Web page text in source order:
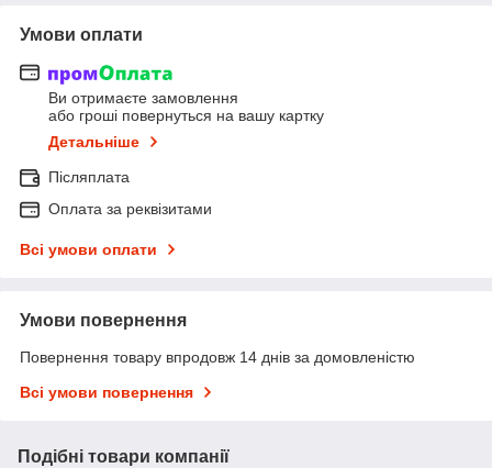
Умови оплати
Ви отримаєте замовлення
або гроші повернуться на вашу картку
Детальніше
Післяплата
Оплата за реквізитами
Всі умови оплати
Умови повернення
Повернення товару впродовж 14 днів за домовленістю
Всі умови повернення
Подібні товари компанії